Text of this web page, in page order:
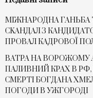
МІЖНАРОДНА ГАНЬБА
СKАНДАЛ З
ПРОВАЛ КАДРОВОЇ
ВАТРА НА ВОРОЖОМУ
ПАЛИВНИЙ КРАХ В
СМЕРТІ БОГДАНА
ПОГОДИ В УЖГОРОДІ